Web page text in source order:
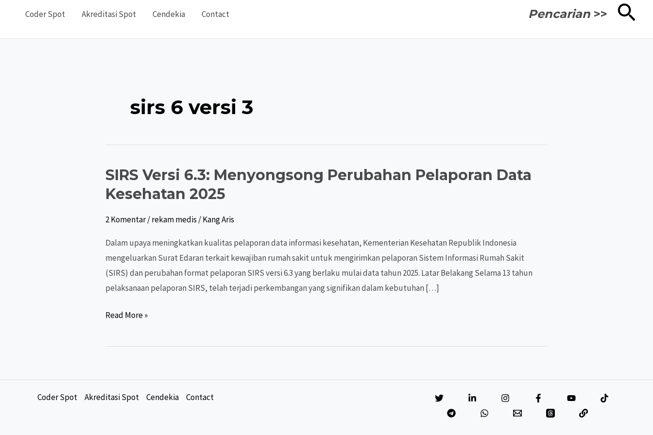
Coder Spot Akreditasi Spot Cendekia Contact Pencarian >> Cari
sirs 6 versi 3
SIRS Versi 6.3: Menyongsong Perubahan Pelaporan Data
Kesehatan 2025
2 Komentar/rekam medis/Kang Aris
Dalam upaya meningkatkan kualitas pelaporan data informasi kesehatan, Kementerian Kesehatan Republik Indonesia
mengeluarkan Surat Edaran terkait kewajiban rumah sakit untuk mengirimkan pelaporan Sistem Informasi Rumah Sakit
(SIRS) dan perubahan format pelaporan SIRS versi 6.3 yang berlaku mulai data tahun 2025. Latar Belakang Selama 13 tahun
pelaksanaan pelaporan SIRS, telah terjadi perkembangan yang signifikan dalam kebutuhan […]
SIRS
6.3:
Read More »
Coder Spot Akreditasi Spot Cendekia Contact